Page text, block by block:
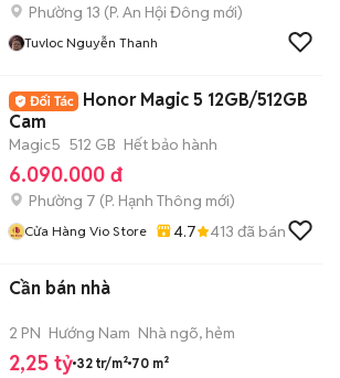
Phường 13 (P. An Hội Đông mới)
Tuvloc Nguyễn Thanh
Honor Magic 5 12GB/512GB
Cam
Magic5 512 GB Hết bảo hành
6.090.000 đ
Phường 7 (P. Hạnh Thông mới)
Cửa Hàng Vio Store 4.7 413 đã bán
Cần bán nhà
2 PN Hướng Nam Nhà ngõ, hẻm
2,25 tỷ 32 tr/m² 70 m²